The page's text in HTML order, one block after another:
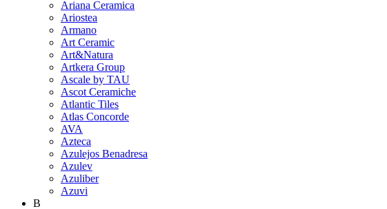
Ariana Ceramica
Ariostea
Armano
Art Ceramic
Art&Natura
Artkera Group
Ascale by TAU
Ascot Ceramiche
Atlantic Tiles
Atlas Concorde
AVA
Azteca
Azulejos Benadresa
Azulev
Azuliber
Azuvi
B